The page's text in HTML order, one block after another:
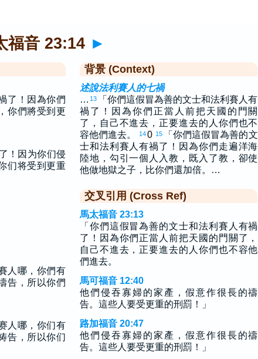
福音 23:14 ►
了！因為你們
你們將受到更
！因为你们侵
们将受到更重
人哪，你們有
告，所以你們
人哪，你们有
告，所以你们
背景 (Context)
述說法利賽人的七禍
… 13
「你們這假冒為善的文士和法利賽人有
禍了！因為你們正當人前把天國的門關
了，自己不進去，正要進去的人你們也不
容他們進去。
140 15
「你們這假冒為善的文
士和法利賽人有禍了！因為你們走遍洋海
陸地，勾引一個人入教，既入了教，卻使
他做地獄之子，比你們還加倍。…
交叉引用 (Cross Ref)
馬太福音 23:13
「你們這假冒為善的文士和法利賽人有禍
了！因為你們正當人前把天國的門關了，
自己不進去，正要進去的人你們也不容他
們進去。
馬可福音 12:40
他們侵吞寡婦的家產，假意作很長的禱
告。這些人要受更重的刑罰！」
路加福音 20:47
他們侵吞寡婦的家產，假意作很長的禱
告。這些人要受更重的刑罰！」